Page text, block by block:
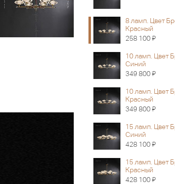
8 ламп. Цвет
Красный
258 100Я
10 ламп. Цвет
Синий
349 800Я
10 ламп. Цвет
Красный
349 800Я
15 ламп. Цвет
Синий
428 100Я
15 ламп. Цвет
Красный
428 100Я